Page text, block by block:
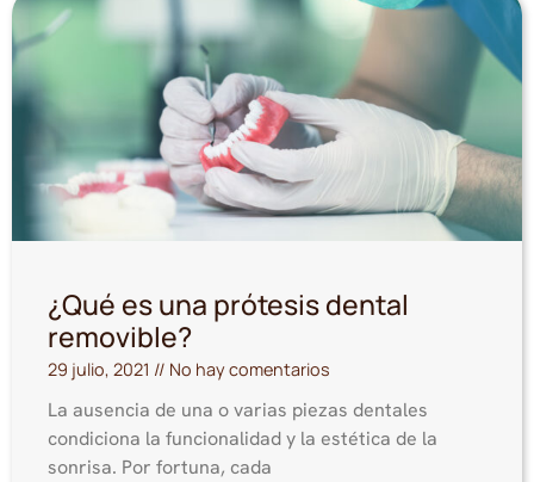
¿Qué es una prótesis dental
removible?
29 julio, 2021 No hay comentarios
La ausencia de una o varias piezas dentales
condiciona la funcionalidad y la estética de la
sonrisa. Por fortuna, cada